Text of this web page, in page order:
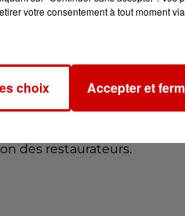
des restaurateurs.
votre consentement à tout moment
choix Accepter et